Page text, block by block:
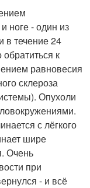
ноге - один из
в течение 24
к
равновесия
склероза
Опухоли
с лёгкого
шире
Очень
при
- и всё